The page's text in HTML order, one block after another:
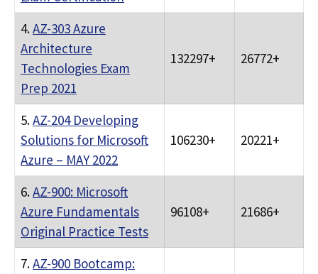
4.AZ-303 Azure
Architecture
Technologies Exam
Prep 2021
132297+ 26772+
5.AZ-204 Developing
Solutions for Microsoft
Azure – MAY 2022
106230+ 20221+
6.AZ-900: Microsoft
Azure Fundamentals
Original Practice Tests
96108+ 21686+
7.AZ-900 Bootcamp: